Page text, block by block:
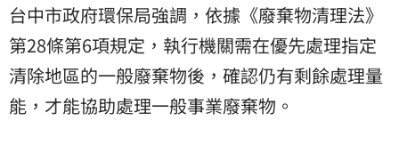
台中市政府環保局強調，依據《廢棄物清理法》
第28條第6項規定，執行機關需在優先處理指定
清除地區的一般廢棄物後，確認仍有剩餘處理量
能，才能協助處理一般事業廢棄物。